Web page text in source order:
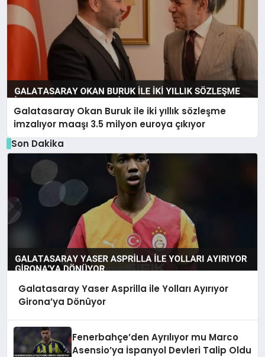
Galatasaray Okan Buruk ile iki yıllık sözleşme
imzalıyor maaşı 3.5 milyon euroya çıkıyor
Son Dakika
Galatasaray Yaser Asprilla ile Yolları Ayırıyor
Girona’ya Dönüyor
Fenerbahçe’den Ayrılıyor mu Marco
Asensio’ya İspanyol Devleri Talip Oldu